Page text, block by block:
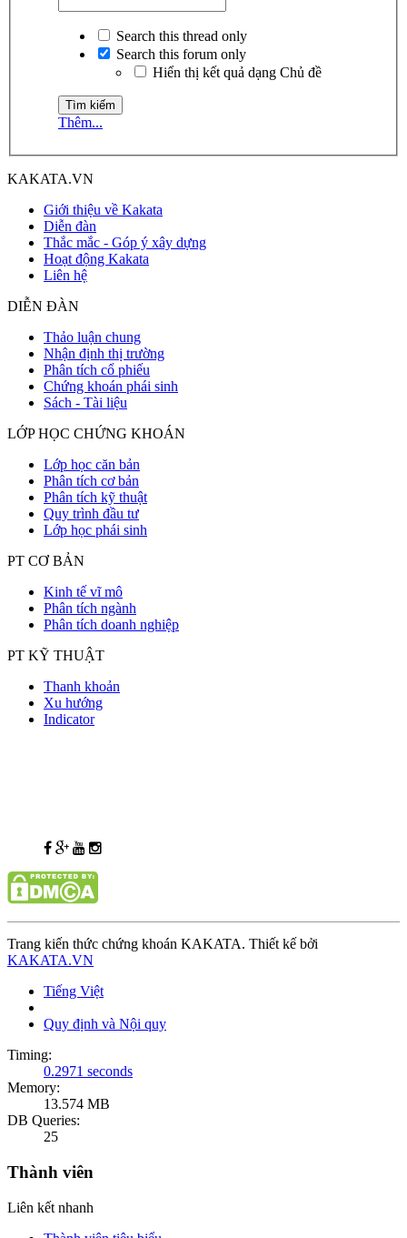
Search this thread only
Search this forum only
Hiển thị kết quả dạng Chủ đề
Thêm...
KAKATA.VN
Giới thiệu về Kakata
Diễn đàn
Thắc mắc - Góp ý xây dựng
Hoạt động Kakata
Liên hệ
DIỄN ĐÀN
Thảo luận chung
Nhận định thị trường
Phân tích cổ phiếu
Chứng khoán phái sinh
Sách - Tài liệu
LỚP HỌC CHỨNG KHOÁN
Lớp học căn bản
Phân tích cơ bản
Phân tích kỹ thuật
Quy trình đầu tư
Lớp học phái sinh
PT CƠ BẢN
Kinh tế vĩ mô
Phân tích ngành
Phân tích doanh nghiệp
PT KỸ THUẬT
Thanh khoản
Xu hướng
Indicator
Trang kiến thức chứng khoán KAKATA. Thiết kế bởi
KAKATA.VN
Tiếng Việt
Quy định và Nội quy
Timing:
0.2971 seconds
Memory:
13.574 MB
DB Queries:
25
Thành viên
Liên kết nhanh